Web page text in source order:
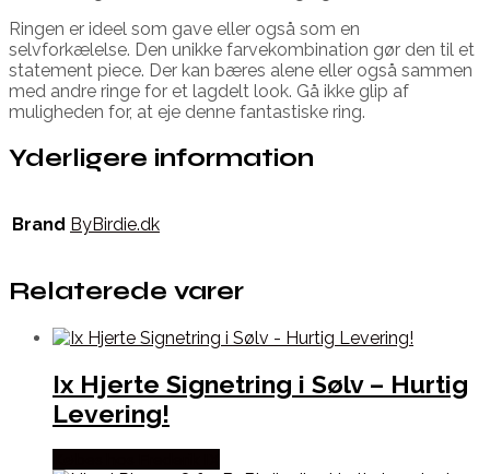
Ringen er ideel som gave eller også som en
selvforkælelse. Den unikke farvekombination gør den til et
statement piece. Der kan bæres alene eller også sammen
med andre ringe for et lagdelt look. Gå ikke glip af
muligheden for, at eje denne fantastiske ring.
Yderligere information
Brand ByBirdie.dk
Relaterede varer
Ix Hjerte Signetring i Sølv – Hurtig
Levering!